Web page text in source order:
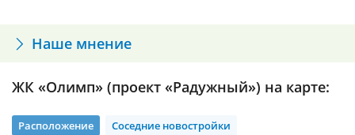
Наше мнение
ЖК «Олимп» (проект «Радужный») на карте:
Расположение
Соседние новостройки